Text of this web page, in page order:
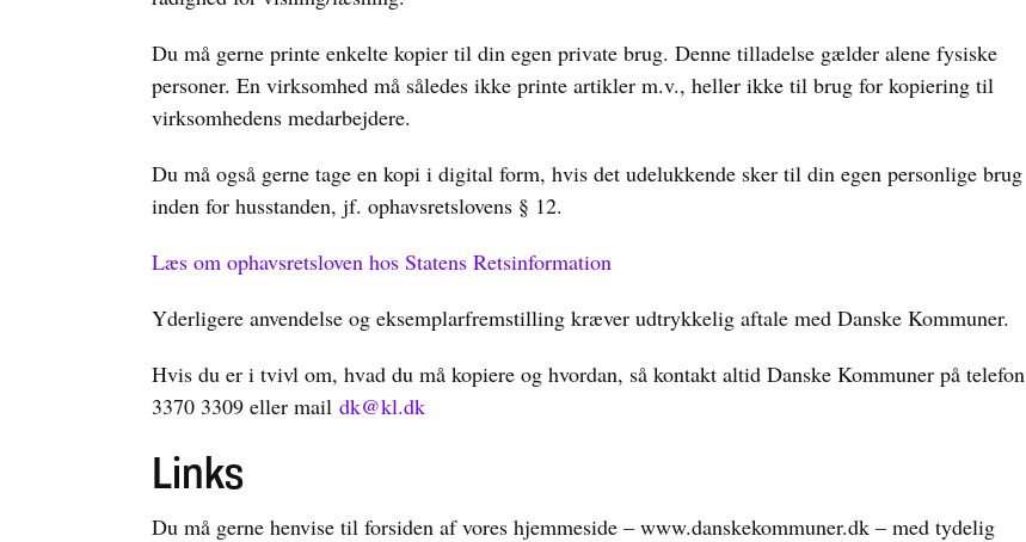
Du må gerne printe enkelte kopier til din egen private brug. Denne tilladelse gælder alene fysiske
personer. En virksomhed må således ikke printe artikler m.v., heller ikke til brug for kopiering til
virksomhedens medarbejdere.
Du må også gerne tage en kopi i digital form, hvis det udelukkende sker til din egen personlige brug
inden for husstanden, jf. ophavsretslovens § 12.
Læs om ophavsretsloven hos Statens Retsinformation
Yderligere anvendelse og eksemplarfremstilling kræver udtrykkelig aftale med Danske Kommuner.
Hvis du er i tvivl om, hvad du må kopiere og hvordan, så kontakt altid Danske Kommuner på telefon
3370 3309 eller mail dk@kl.dk
Links
Du må gerne henvise til forsiden af vores hjemmeside – www.danskekommuner.dk – med tydelig